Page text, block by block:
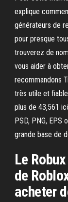
explique
générateurs de
pour presque
trouverez de
vous aider à
recommandons
très utile et
plus de 43,561
PSD, PNG, EPS
grande base de
Le
de
acheter